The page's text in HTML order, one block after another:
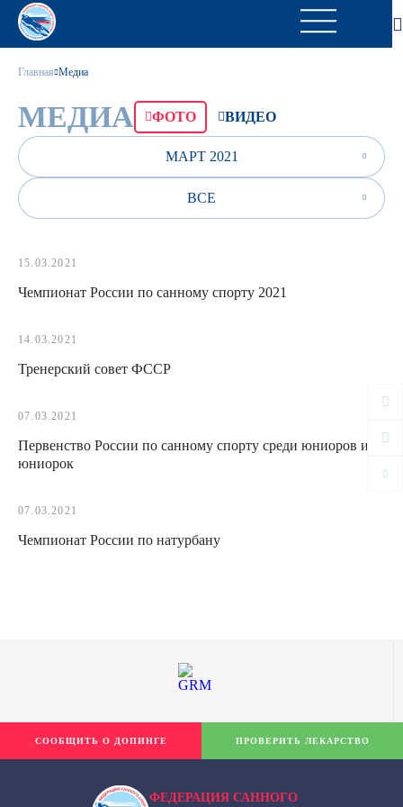
Главная Медиа
МЕДИА ФОТО ВИДЕО
МАРТ 2021
ВСЕ
15.03.2021
Чемпионат России по санному спорту 2021
14.03.2021
Тренерский совет ФССР
07.03.2021
Первенство России по санному спорту среди юниоров и
юниорок
07.03.2021
Чемпионат России по натурбану
ФЕДЕРАЦИЯ САННОГО
СООБЩИТЬ О ДОПИНГЕ ПРОВЕРИТЬ ЛЕКАРСТВО